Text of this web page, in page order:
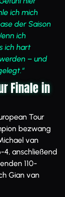
ich mich
der Saison
ich
ich hart
– und
Finale in
Tour
bezwang
van
4, anschließend
110-
Gian van